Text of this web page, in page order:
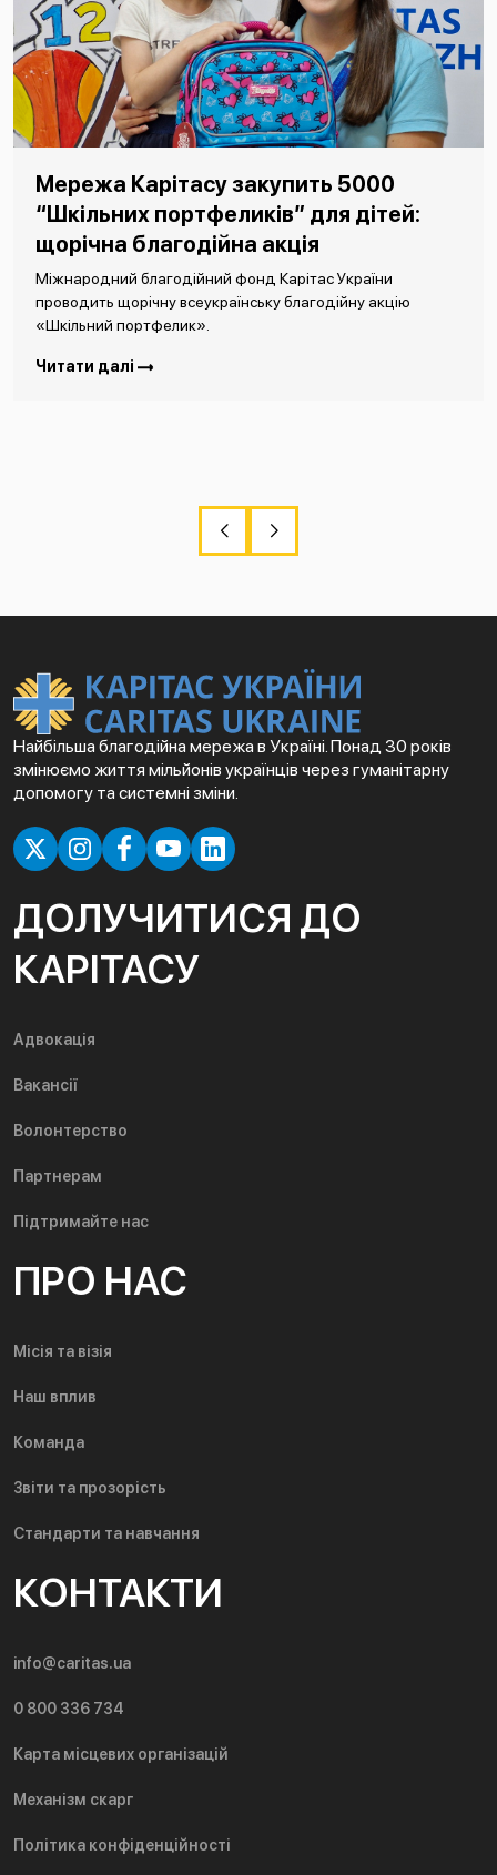
Мережа Карітасу закупить 5000
“Шкільних портфеликів” для дітей:
щорічна благодійна акція
Міжнародний благодійний фонд Карітас України
проводить щорічну всеукраїнську благодійну акцію
«Шкільний портфелик».
Читати далі
Найбільша благодійна мережа в Україні. Понад 30 років
змінюємо життя мільйонів українців через гуманітарну
допомогу та системні зміни.
ДОЛУЧИТИСЯ ДО
КАРІТАСУ
Адвокація
Вакансії
Волонтерство
Партнерам
Підтримайте нас
ПРО НАС
Місія та візія
Наш вплив
Команда
Звіти та прозорість
Стандарти та навчання
КОНТАКТИ
info@caritas.ua
0 800 336 734
Карта місцевих організацій
Механізм скарг
Політика конфіденційності